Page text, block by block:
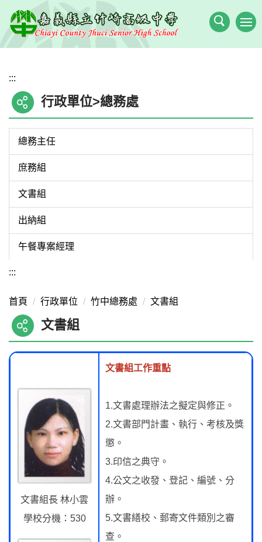
到
主
要
容
區
:::
行政單位>總務處
總務主任
庶務組
文書組
出納組
午餐專案經理
:::
首頁 行政單位 竹中總務處 文書組
文書組
文書組長 林小雲
學校分機：530
文書組工作重點
1.文書處理辦法之擬定與修正。
2.文書部門計畫、執行、考核及獎
懲。
3.印信之典守。
4.公文之收發、登記、編號、分
辦。
5.文書繕校、郵寄文件類別之審
查。